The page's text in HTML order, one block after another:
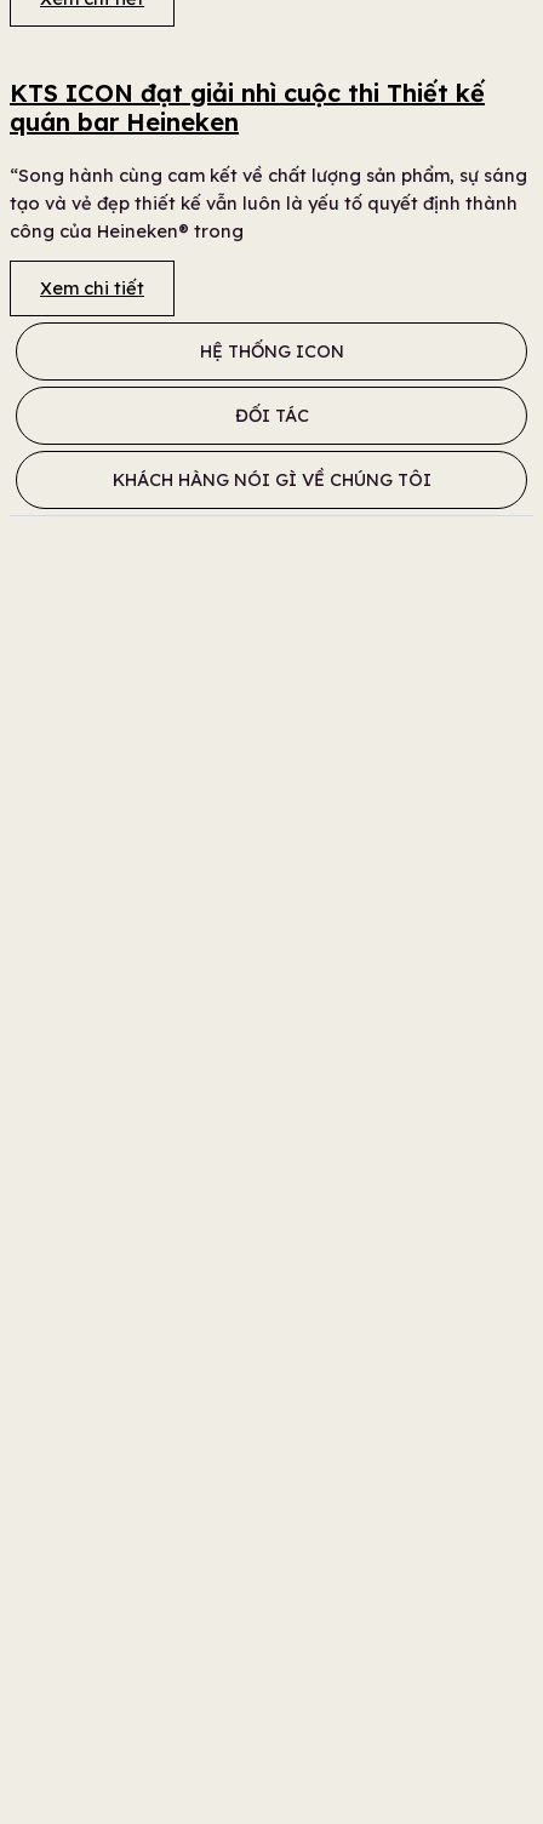
KTS ICON đạt giải nhì cuộc thi Thiết kế
quán bar Heineken
“Song hành cùng cam kết về chất lượng sản phẩm, sự sáng
tạo và vẻ đẹp thiết kế vẫn luôn là yếu tố quyết định thành
công của Heineken® trong
Xem chi tiết
HỆ THỐNG ICON
ĐỐI TÁC
KHÁCH HÀNG NÓI GÌ VỀ CHÚNG TÔI